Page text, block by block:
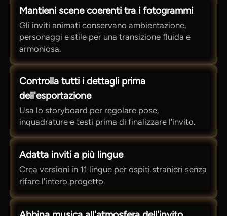
Mantieni scene coerenti tra i fotogrammi
Gli inviti animati conservano ambientazione,
personaggi e stile per una transizione fluida e
armoniosa.
Controlla tutti i dettagli prima
dell'esportazione
Usa lo storyboard per regolare pose,
inquadrature e testi prima di finalizzare l'invito.
Adatta inviti a più lingue
Crea versioni in 11 lingue per ospiti stranieri senza
rifare l'intero progetto.